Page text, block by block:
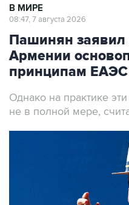
В МИРЕ
08:47, 7 августа 2026
Пашинян заявил
Армении
принципам ЕАЭС
Однако на практике
не в полной мере,